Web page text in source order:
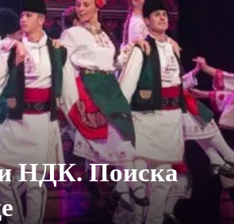
НДК. Поиска